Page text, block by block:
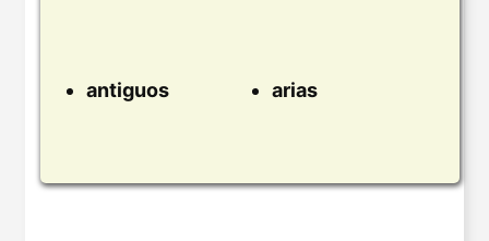
antiguos arias